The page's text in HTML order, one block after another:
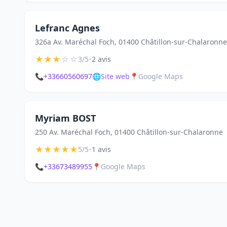
Lefranc Agnes
326a Av. Maréchal Foch, 01400 Châtillon-sur-Chalaronne
★★★☆☆3/5•2 avis
📞+33660560697🌐Site web 📍 Google Maps
Myriam BOST
250 Av. Maréchal Foch, 01400 Châtillon-sur-Chalaronne
★★★★★5/5•1 avis
📞+33673489955 📍 Google Maps